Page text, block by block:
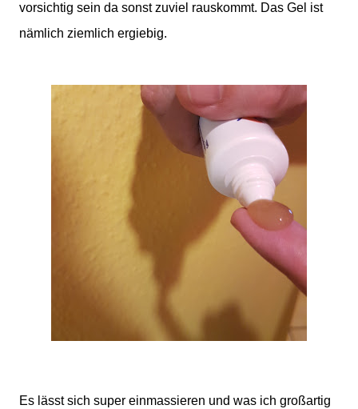
vorsichtig sein da sonst zuviel rauskommt. Das Gel ist
nämlich ziemlich ergiebig.
Es lässt sich super einmassieren und was ich großartig